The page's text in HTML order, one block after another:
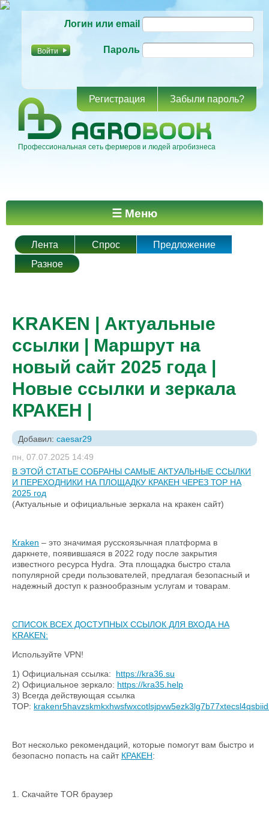
основному
Логин или email
Пароль
Регистрация Забыли пароль?
Профессиональная сеть фермеров и людей агробизнеса
Главное меню ☰ Меню
Лента Спрос
Предложение
Разное
KRAKEN | Актуальные
ссылки | Маршрут на
новый сайт 2025 года |
Новые ссылки и зеркала
КРАКЕН |
Добавил: caesar29
пн, 07.07.2025 14:49
В ЭТОЙ СТАТЬЕ СОБРАНЫ САМЫЕ АКТУАЛЬНЫЕ ССЫЛКИ
И ПЕРЕХОДНИКИ НА ПЛОЩАДКУ КРАКЕН ЧЕРЕЗ ТОР НА
2025 год
(Актуальные и официальные зеркала на кракен сайт)
Kraken – это значимая русскоязычная платформа в
даркнете, появившаяся в 2022 году после закрытия
известного ресурса Hydra. Эта площадка быстро стала
популярной среди пользователей, предлагая безопасный и
надежный доступ к разнообразным услугам и товарам.
СПИСОК ВСЕХ ДОСТУПНЫХ ССЫЛОК ДЛЯ ВХОДА НА
KRAKЕN:
Используйте VPN!
1) Официальная ссылка: https://kra36.su
2) Официальное зеркалo: https://kra35.help
3) Всегда действующая ссылка
ТОР:
Вот несколько рекомендаций, которые помогут вам быстро и
безопасно попасть на сайт КРАКЕН:
1. Скачайте TOR браузер